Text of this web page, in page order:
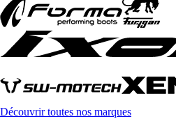
Découvrir toutes nos marques